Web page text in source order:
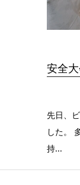
安全
先日、
した。
持...